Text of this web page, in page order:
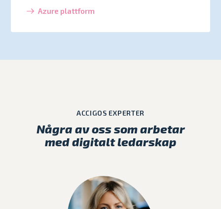
Azure plattform
ACCIGOS EXPERTER
Några av oss som arbetar
med digitalt ledarskap